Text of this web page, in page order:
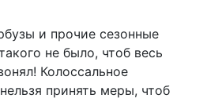
и прочие сезонные
не было, чтоб весь
Колоссальное
принять меры, чтоб